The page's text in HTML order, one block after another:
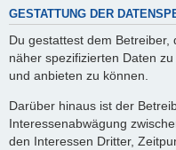
GESTATTUNG DER
Du gestattest dem
näher spezifizierten Daten
und anbieten zu können.
Darüber hinaus ist der
Interessenabwägung
den Interessen Dritter,